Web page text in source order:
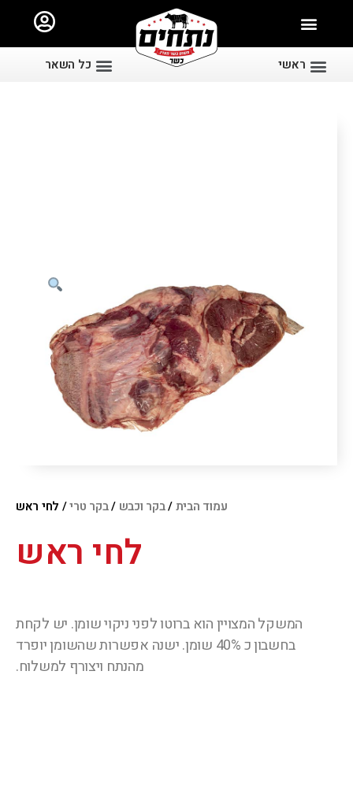
ראשי כל השאר
עמוד הבית/בקר וכבש /בקר טרי/ לחי ראש
לחי ראש
המשקל המצויין הוא ברוטו לפני ניקוי שומן. יש לקחת
בחשבון כ 40% שומן. ישנה אפשרות שהשומן יופרד
מהנתח ויצורף למשלוח.